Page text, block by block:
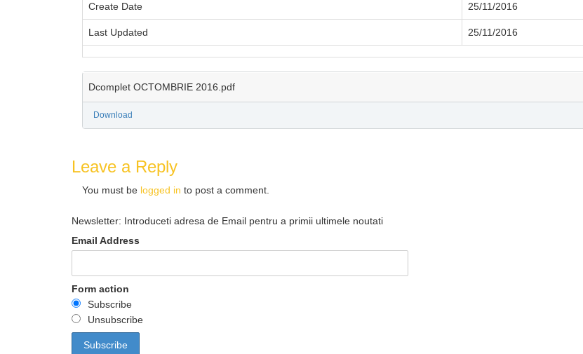
Create Date 25/11/2016
Last Updated 25/11/2016
Dcomplet OCTOMBRIE 2016.pdf
Download
Leave a Reply
You must be logged in to post a comment.
Newsletter: Introduceti adresa de Email pentru a primii ultimele noutati
Email Address
Form action
Subscribe
Unsubscribe